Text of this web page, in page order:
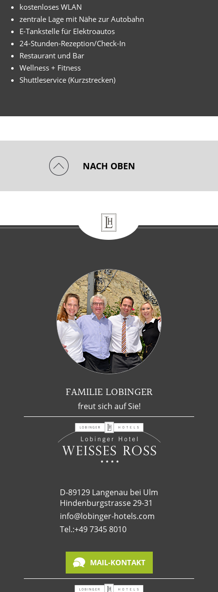
kostenloses WLAN
zentrale Lage mit Nähe zur Autobahn
E-Tankstelle für Elektroautos
24-Stunden-Rezeption/Check-In
Restaurant und Bar
Wellness + Fitness
Shuttleservice (Kurzstrecken)
NACH OBEN
FAMILIE LOBINGER
freut sich auf Sie!
D-89129 Langenau bei Ulm
Hindenburgstrasse 29-31
info@lobinger-hotels.com
Tel.:+49 7345 8010
MAIL-KONTAKT